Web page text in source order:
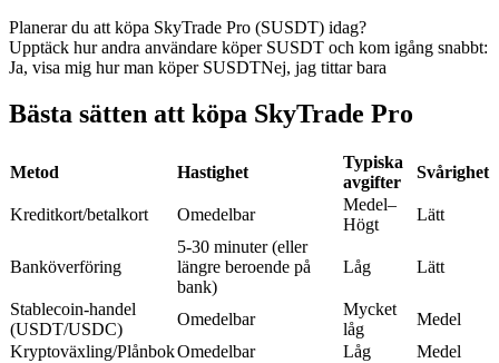
USDC Futures
Futures med USDC som säkerhet
Kopiera Trading
Planerar du att köpa SkyTrade Pro (SUSDT) idag?
Upptäck hur andra användare köper SUSDT och kom igång snabbt:
Ja, visa mig hur man köper SUSDTNej, jag tittar bara
Bästa sätten att köpa SkyTrade Pro
Metod Hastighet
Typiska
avgifter
Svårighet
Kreditkort/betalkort Omedelbar
Medel–
Högt
Lätt
Banköverföring
5-30 minuter (eller
längre beroende på
bank)
Låg Lätt
Stablecoin-handel
(USDT/USDC)
Omedelbar
Mycket
låg
Medel
Kryptoväxling/PlånbokOmedelbar Låg Medel